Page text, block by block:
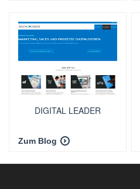
DIGITAL LEADER
Zum Blog